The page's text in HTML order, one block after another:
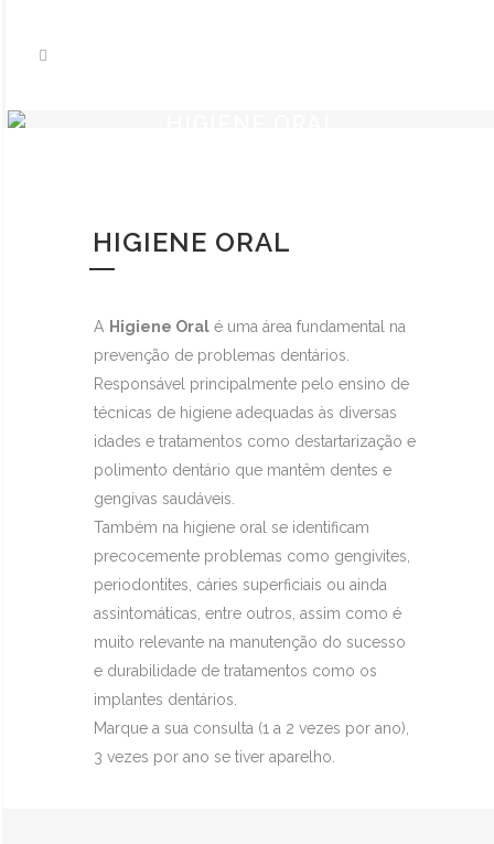
HIGIENE ORAL
A Higiene Oral é uma área fundamental na
prevenção de problemas dentários.
Responsável principalmente pelo ensino de
técnicas de higiene adequadas às diversas
idades e tratamentos como destartarização e
polimento dentário que mantêm dentes e
gengivas saudáveis.
Também na higiene oral se identificam
precocemente problemas como gengivites,
periodontites, cáries superficiais ou ainda
assintomáticas, entre outros, assim como é
muito relevante na manutenção do sucesso
e durabilidade de tratamentos como os
implantes dentários.
Marque a sua consulta (1 a 2 vezes por ano),
3 vezes por ano se tiver aparelho.